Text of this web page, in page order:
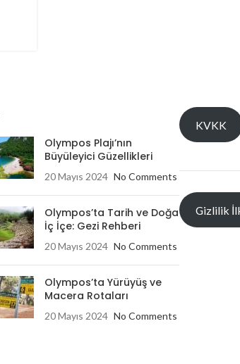
Olympos Plajı’nın
Büyüleyici Güzellikleri
20 Mayıs 2024 No Comments
Olympos’ta Tarih ve Doğa
İç İçe: Gezi Rehberi
20 Mayıs 2024 No Comments
Olympos’ta Yürüyüş ve
Macera Rotaları
20 Mayıs 2024 No Comments
KVKK
Gizlilik